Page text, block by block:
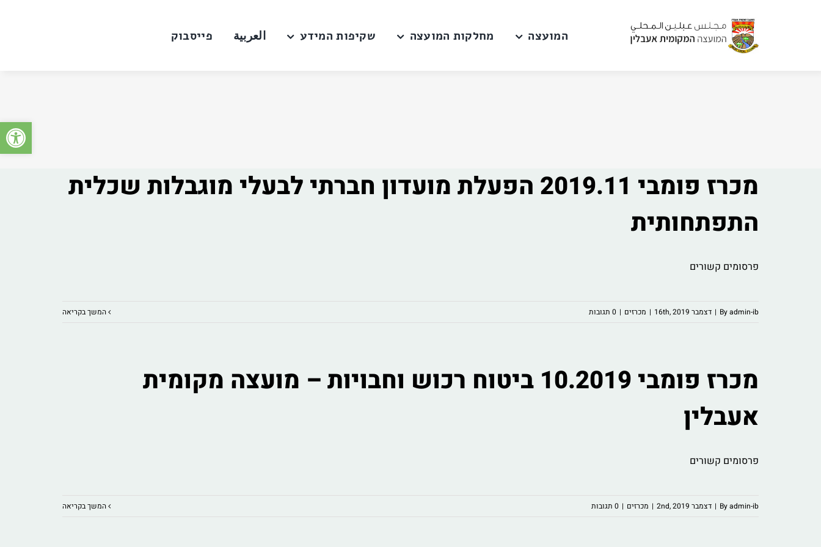
פתח
המועצה מחלקות המועצה שקיפות המידע العربية פייסבוק
מכרז פומבי 2019.11 הפעלת מועדון חברתי לבעלי מוגבלות שכלית
התפתחותית
פרסומים קשורים
Byadmin-ib
| דצמבר 16th, 2019 | מכרזים | 0 תגובות המשך בקריאה
מכרז פומבי 10.2019 ביטוח רכוש וחבויות – מועצה מקומית
אעבלין
פרסומים קשורים
Byadmin-ib
| דצמבר 2nd, 2019 | מכרזים | 0 תגובות המשך בקריאה